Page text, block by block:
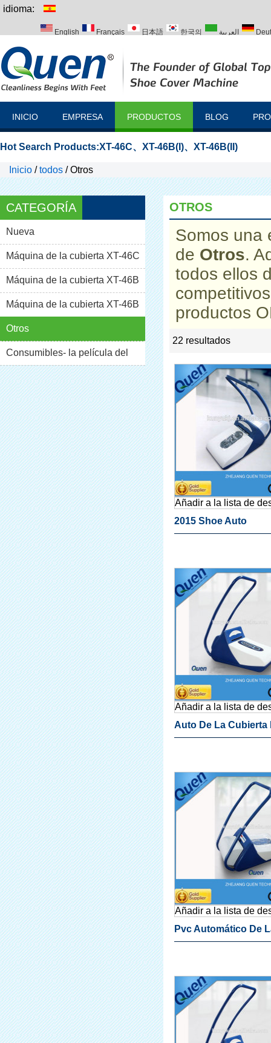
idioma:
English Français 日本語 한국의 العربية
INICIO EMPRESA PRODUCTOS BLOG
Hot Search Products:XT-46C、 XT-46B(I)、 XT-46B(II)
Inicio /todos /Otros
CATEGORÍA
Nueva
Máquina de la cubierta XT-46C
Máquina de la cubierta XT-46B
(i)Máquina de la cubierta XT-46B
(II)
Otros
Consumibles- la película del
pvc
OTROS
Somos una
de Otros.
todos ellos
productos
22 resultados
Añadir a la lista de
2015 Shoe Auto
Para Hospitales
Añadir a la lista de
Auto De La Cubierta
Dental Clínica
Añadir a la lista de
Pvc Automático De
Máquina